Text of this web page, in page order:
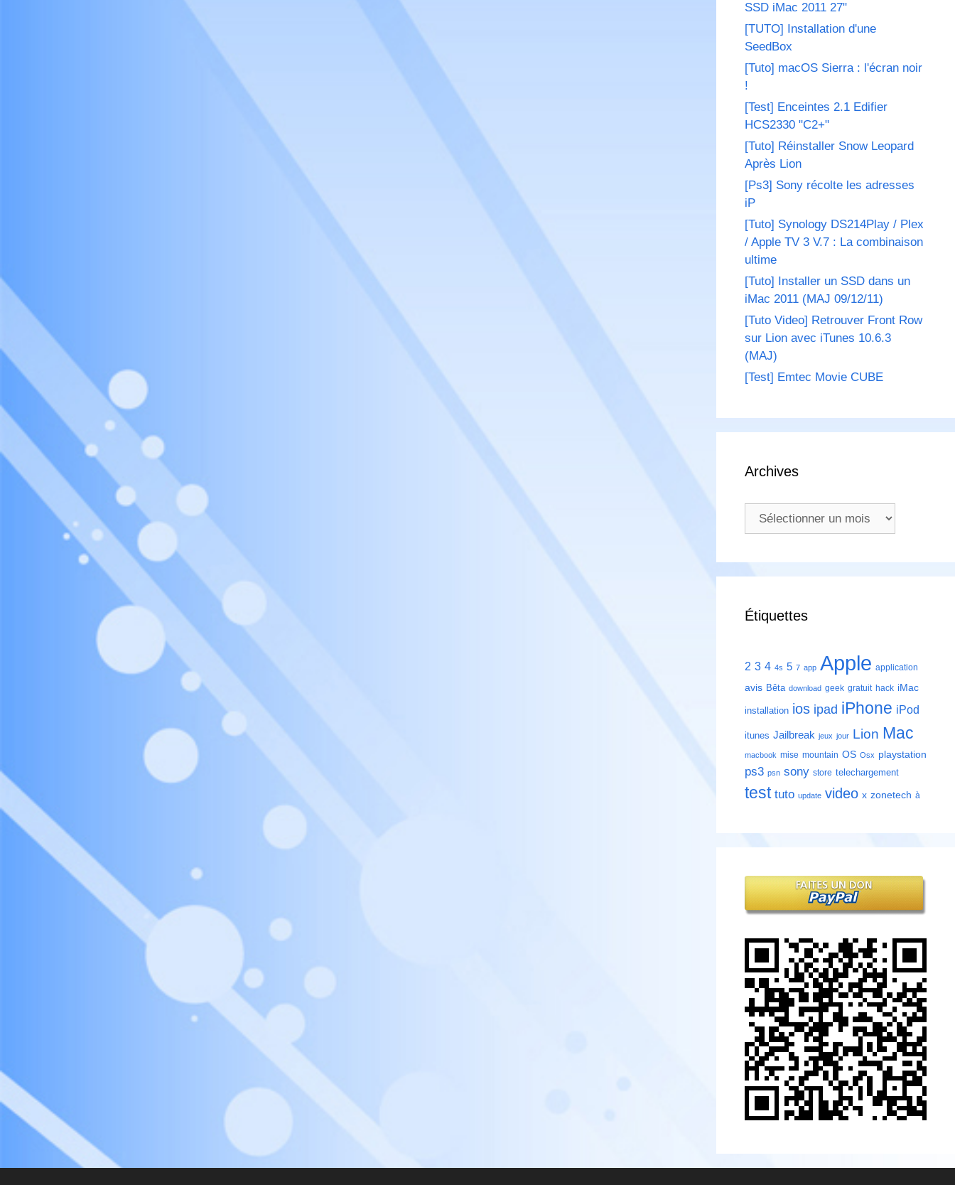
SSD iMac 2011 27"
[TUTO] Installation d'une
SeedBox
[Tuto] macOS Sierra : l'écran noir
!
[Test] Enceintes 2.1 Edifier
HCS2330 "C2+"
[Tuto] Réinstaller Snow Leopard
Après Lion
[Ps3] Sony récolte les adresses
iP
[Tuto] Synology DS214Play / Plex
/ Apple TV 3 V.7 : La combinaison
ultime
[Tuto] Installer un SSD dans un
iMac 2011 (MAJ 09/12/11)
[Tuto Video] Retrouver Front Row
sur Lion avec iTunes 10.6.3
(MAJ)
[Test] Emtec Movie CUBE
Archives
Archives
Étiquettes
2 3 4 4s 5 7 app Apple application
avis Bêta download geek gratuit hack iMac
installation ios ipad iPhone iPod
itunes Jailbreak jeux jour Lion Mac
macbook mise mountain OS Osx playstation
ps3 psn sony store telechargement
test tuto update video x zonetech à